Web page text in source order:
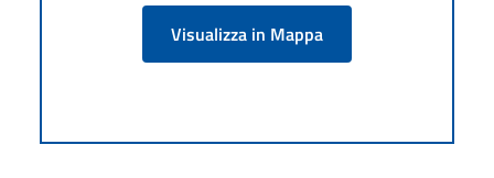
Visualizza in Mappa